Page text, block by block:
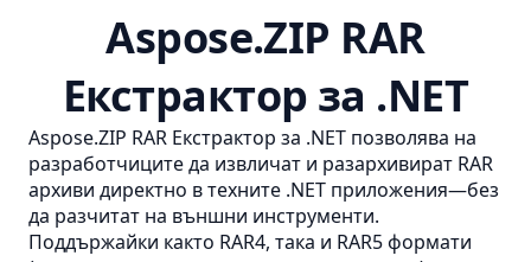
Aspose.ZIP RAR
Екстрактор за .NET
Aspose.ZIP RAR Екстрактор за .NET позволява на
разработчиците да извличат и разархивират RAR
архиви директно в техните .NET приложения—без
да разчитат на външни инструменти.
Поддържайки както RAR4, така и RAR5 формати